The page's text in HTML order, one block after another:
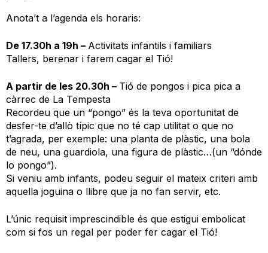
Anota’t a l’agenda els horaris:
De 17.30h a 19h – Activitats infantils i familiars
Tallers, berenar i farem cagar el Tió!
A partir de les 20.30h – Tió de pongos i pica pica a
càrrec de La Tempesta
Recordeu que un “pongo” és la teva oportunitat de
desfer-te d’allò típic que no té cap utilitat o que no
t’agrada, per exemple: una planta de plàstic, una bola
de neu, una guardiola, una figura de plàstic…(un “dónde
lo pongo”).
Si veniu amb infants, podeu seguir el mateix criteri amb
aquella joguina o llibre que ja no fan servir, etc.
L’únic requisit imprescindible és que estigui embolicat
com si fos un regal per poder fer cagar el Tió!